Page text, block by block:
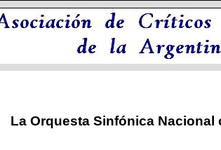
La Orquesta Sinfónica Nacional